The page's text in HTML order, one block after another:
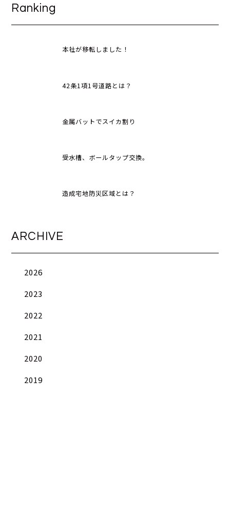
Ranking
本社が移転しました！
42条1項1号道路とは？
金属バットでスイカ割り
受水槽、ボールタップ交換。
造成宅地防災区域とは？
ARCHIVE
2026
2023
2022
2021
2020
2019